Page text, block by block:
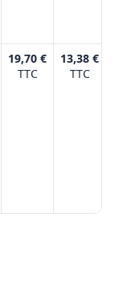
19,70 €
TTC
13,38 €
TTC